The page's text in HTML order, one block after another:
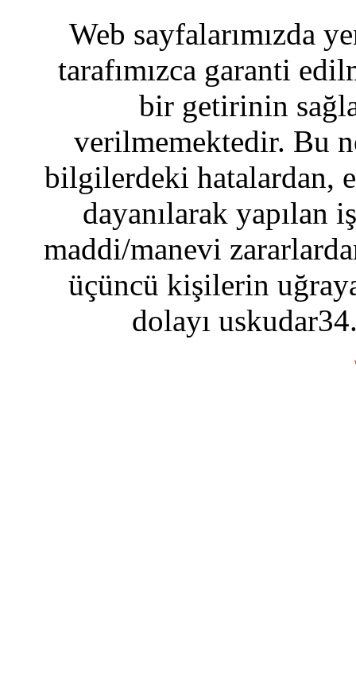
Web sayfalarımızda
tarafımızca garanti
bir getirinin
verilmemektedir. Bu
bilgilerdeki hatalardan,
dayanılarak yapılan
maddi/manevi
üçüncü kişilerin
dolayı